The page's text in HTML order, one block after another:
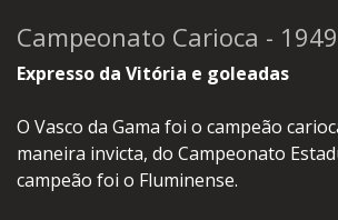
Campeonato Carioca - 1949
Expresso da Vitória e goleadas
O Vasco da Gama foi o campeão
maneira invicta, do Campeonato
campeão foi o Fluminense.